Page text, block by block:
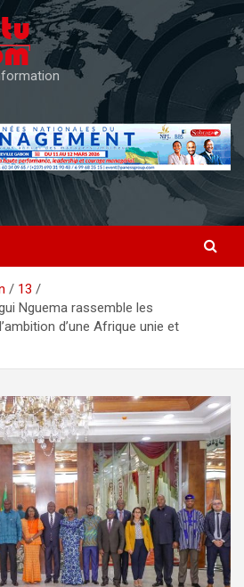
13
Nguema rassemble les
d’une Afrique unie et